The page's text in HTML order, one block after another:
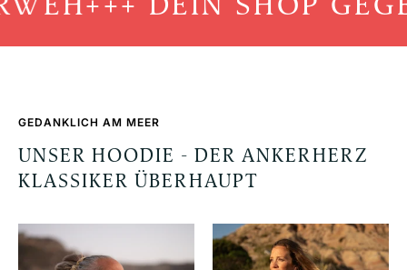
+++ DEIN SHOP
GEDANKLICH AM MEER
UNSER HOODIE - DER ANKERHERZ
KLASSIKER ÜBERHAUPT